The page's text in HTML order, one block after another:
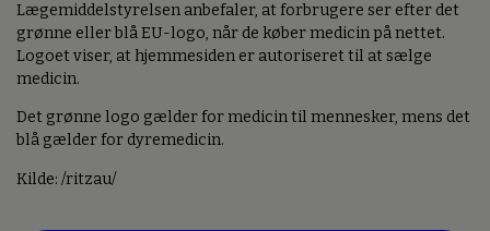
Lægemiddelstyrelsen anbefaler, at forbrugere ser efter det
grønne eller blå EU-logo, når de køber medicin på nettet.
Logoet viser, at hjemmesiden er autoriseret til at sælge
medicin.
Det grønne logo gælder for medicin til mennesker, mens det
blå gælder for dyremedicin.
Kilde: /ritzau/